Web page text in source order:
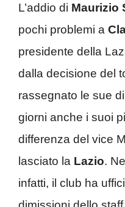
L’addio di Maurizio
pochi problemi a
presidente della
dalla decisione del
rassegnato le sue
giorni anche i suoi
differenza del vice
lasciato la Lazio.
infatti, il club ha